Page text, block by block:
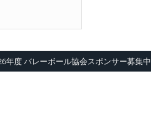
年度 バレーボール協会スポンサー募集中